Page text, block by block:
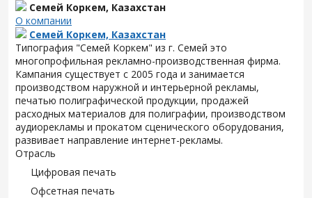
Семей Коркем, Казахстан
О компании
Семей Коркем, Казахстан
Типография "Семей Коркем" из г. Семей это
многопрофильная рекламно-производственная фирма.
Кампания существует с 2005 года и занимается
производством наружной и интерьерной рекламы,
печатью полиграфической продукции, продажей
расходных материалов для полиграфии, производством
аудиорекламы и прокатом сценического оборудования,
развивает направление интернет-рекламы.
Отрасль
Цифровая печать
Офсетная печать